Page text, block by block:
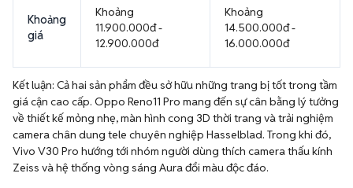
Khoảng
giá
Khoảng
11.900.000đ -
12.900.000đ
Khoảng
14.500.000đ -
16.000.000đ
Kết luận: Cả hai sản phẩm đều sở hữu những trang bị tốt trong tầm
giá cận cao cấp. Oppo Reno11 Pro mang đến sự cân bằng lý tưởng
về thiết kế mỏng nhẹ, màn hình cong 3D thời trang và trải nghiệm
camera chân dung tele chuyên nghiệp Hasselblad. Trong khi đó,
Vivo V30 Pro hướng tới nhóm người dùng thích camera thấu kính
Zeiss và hệ thống vòng sáng Aura đổi màu độc đáo.